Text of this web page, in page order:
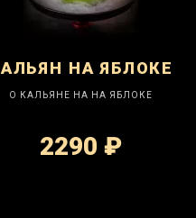
НА ЯБЛОКЕ
О КАЛЬЯНЕ НА НА ЯБЛОКЕ
2290 ₽